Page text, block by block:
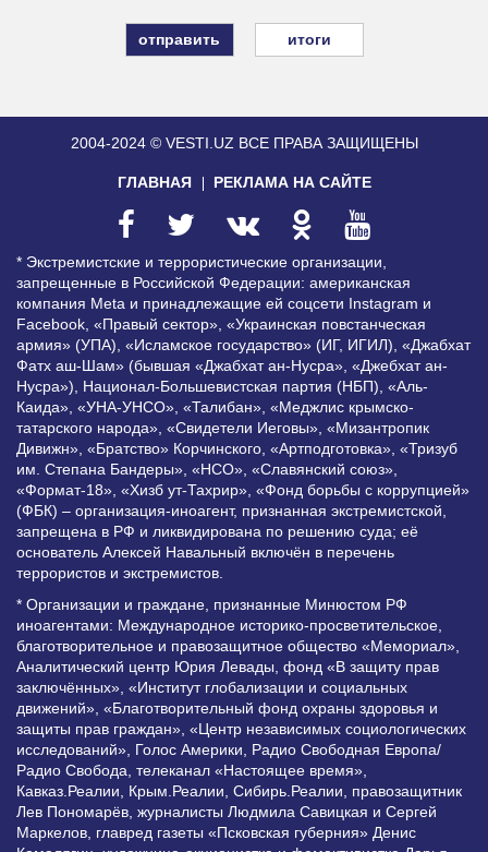
итоги
2004-2024 © VESTI.UZ ВСЕ ПРАВА ЗАЩИЩЕНЫ
ГЛАВНАЯ РЕКЛАМА НА САЙТЕ
* Экстремистские и террористические организации,
запрещенные в Российской Федерации: американская
компания Meta и принадлежащие ей соцсети Instagram и
Facebook, «Правый сектор», «Украинская повстанческая
армия» (УПА), «Исламское государство» (ИГ, ИГИЛ), «Джабхат
Фатх аш-Шам» (бывшая «Джабхат ан-Нусра», «Джебхат ан-
Нусра»), Национал-Большевистская партия (НБП), «Аль-
Каида», «УНА-УНСО», «Талибан», «Меджлис крымско-
татарского народа», «Свидетели Иеговы», «Мизантропик
Дивижн», «Братство» Корчинского, «Артподготовка», «Тризуб
им. Степана Бандеры», «НСО», «Славянский союз»,
«Формат-18», «Хизб ут-Тахрир», «Фонд борьбы с коррупцией»
(ФБК) – организация-иноагент, признанная экстремистской,
запрещена в РФ и ликвидирована по решению суда; её
основатель Алексей Навальный включён в перечень
террористов и экстремистов.
* Организации и граждане, признанные Минюстом РФ
иноагентами: Международное историко-просветительское,
благотворительное и правозащитное общество «Мемориал»,
Аналитический центр Юрия Левады, фонд «В защиту прав
заключённых», «Институт глобализации и социальных
движений», «Благотворительный фонд охраны здоровья и
защиты прав граждан», «Центр независимых социологических
исследований», Голос Америки, Радио Свободная Европа/
Радио Свобода, телеканал «Настоящее время»,
Кавказ.Реалии, Крым.Реалии, Сибирь.Реалии, правозащитник
Лев Пономарёв, журналисты Людмила Савицкая и Сергей
Маркелов, главред газеты «Псковская губерния» Денис